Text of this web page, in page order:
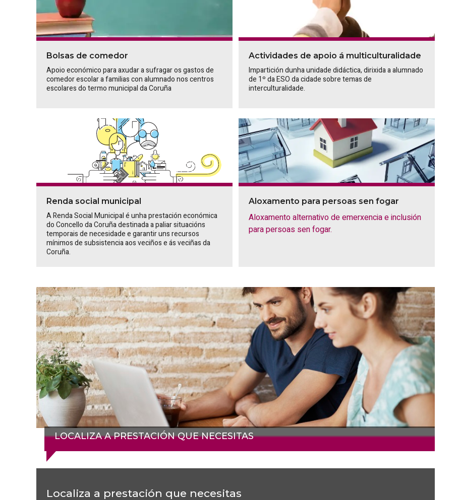
Bolsas de comedor
Apoio económico para axudar a sufragar os gastos de
comedor escolar a familias con alumnado nos centros
escolares do termo municipal da Coruña
Actividades de apoio á multiculturalidade
Impartición dunha unidade didáctica, dirixida a alumnado
de 1º da ESO da cidade sobre temas de
interculturalidade.
Renda social municipal
A Renda Social Municipal é unha prestación económica
do Concello da Coruña destinada a paliar situacións
temporais de necesidade e garantir uns recursos
mínimos de subsistencia aos veciños e ás veciñas da
Coruña.
Aloxamento para persoas sen fogar
Aloxamento alternativo de emerxencia e inclusión
para persoas sen fogar.
LOCALIZA A PRESTACIÓN QUE NECESITAS
Localiza a prestación que necesitas